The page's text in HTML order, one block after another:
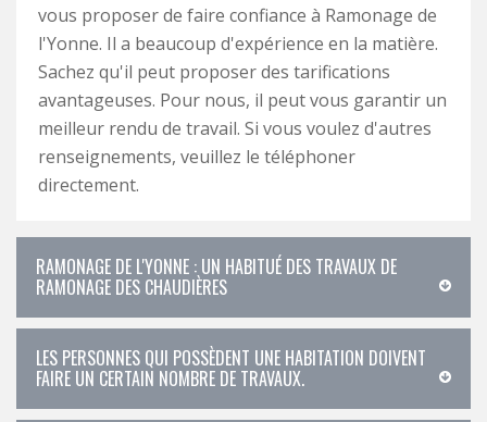
vous proposer de faire confiance à Ramonage de
l'Yonne. Il a beaucoup d'expérience en la matière.
Sachez qu'il peut proposer des tarifications
avantageuses. Pour nous, il peut vous garantir un
meilleur rendu de travail. Si vous voulez d'autres
renseignements, veuillez le téléphoner
directement.
RAMONAGE DE L'YONNE : UN HABITUÉ DES TRAVAUX DE
RAMONAGE DES CHAUDIÈRES
LES PERSONNES QUI POSSÈDENT UNE HABITATION DOIVENT
FAIRE UN CERTAIN NOMBRE DE TRAVAUX.